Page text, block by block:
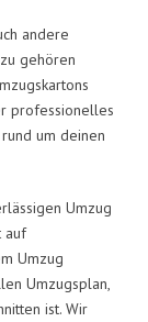
andere
gehören
professionelles
um deinen
Umzug
auf
Umzug
Umzugsplan,
ist. Wir